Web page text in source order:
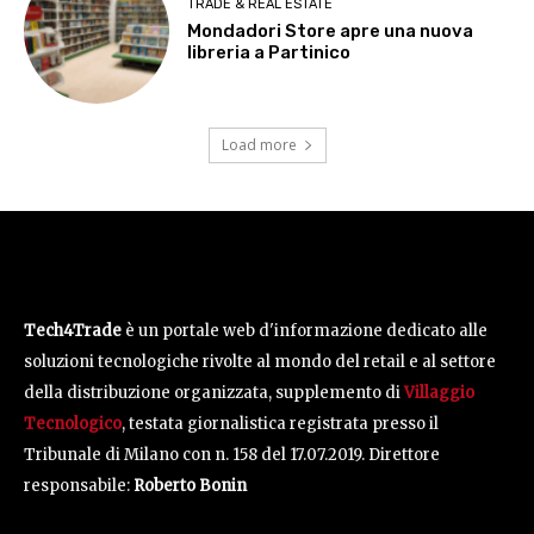
TRADE & REAL ESTATE
Mondadori Store apre una nuova
libreria a Partinico
Load more
Tech4Trade è un portale web d'informazione dedicato alle
soluzioni tecnologiche rivolte al mondo del retail e al settore
della distribuzione organizzata, supplemento diVillaggio
Tecnologico, testata giornalistica registrata presso il
Tribunale di Milano con n. 158 del 17.07.2019. Direttore
responsabile: Roberto Bonin